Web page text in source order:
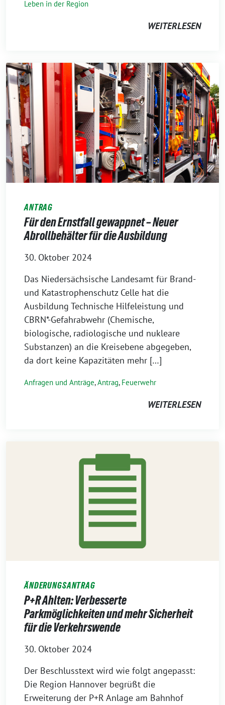
Leben in der Region
WEITERLESEN
ANTRAG
Für den Ernstfall gewappnet – Neuer
Abrollbehälter für die Ausbildung
30. Oktober 2024
Das Niedersächsische Landesamt für Brand-
und Katastrophenschutz Celle hat die
Ausbildung Technische Hilfeleistung und
CBRN*-Gefahrabwehr (Chemische,
biologische, radiologische und nukleare
Substanzen) an die Kreisebene abgegeben,
da dort keine Kapazitäten mehr […]
Anfragen und Anträge,Antrag, Feuerwehr
WEITERLESEN
ÄNDERUNGSANTRAG
P+R Ahlten: Verbesserte
Parkmöglichkeiten und mehr Sicherheit
für die Verkehrswende
30. Oktober 2024
Der Beschlusstext wird wie folgt angepasst:
Die Region Hannover begrüßt die
Erweiterung der P+R Anlage am Bahnhof